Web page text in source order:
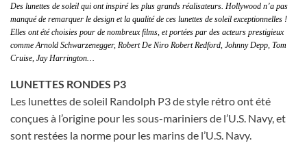
Des lunettes de soleil qui ont inspiré les plus grands réalisateurs. Hollywood n’a pas
manqué de remarquer le design et la qualité de ces lunettes de soleil exceptionnelles !
Elles ont été choisies pour de nombreux films, et portées par des acteurs prestigieux
comme Arnold Schwarzenegger, Robert De Niro Robert Redford, Johnny Depp, Tom
Cruise, Jay Harrington…
LUNETTES RONDES P3
Les lunettes de soleil Randolph P3 de style rétro ont été
conçues à l’origine pour les sous-mariniers de l’U.S. Navy, et
sont restées la norme pour les marins de l’U.S. Navy.